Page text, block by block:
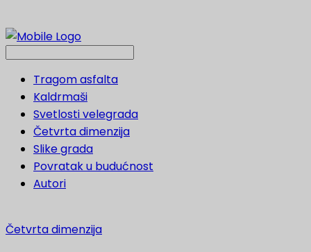
Tragom asfalta
Kaldrmaši
Svetlosti velegrada
Četvrta dimenzija
Slike grada
Povratak u budućnost
Autori
Četvrta dimenzija